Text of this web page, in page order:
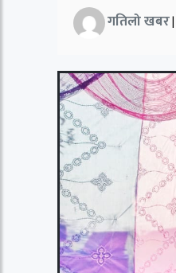
गतिलो खबर|